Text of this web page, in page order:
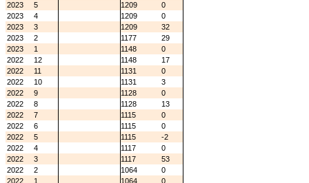
2023
5 1209
0
2023
4 1209
0
2023
3 1209
32
2023
2 1177
29
2023
1 1148
0
2022
12 1148
17
2022
11 1131
0
2022
10 1131
3
2022
9 1128
0
2022
8 1128
13
2022
7 1115
0
2022
6 1115
0
2022
5 1115
-2
2022
4 1117
0
2022
3 1117
53
2022
2 1064
0
2022
1 1064
0